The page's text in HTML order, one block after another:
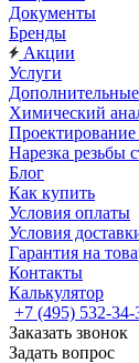
Документы
Бренды
Акции
Услуги
Химический
Нарезка резьбы
Блог
Как купить
Условия оплаты
Условия
Гарантия на
Контакты
Калькулятор
+7 (495)
Заказать звонок
Задать вопрос